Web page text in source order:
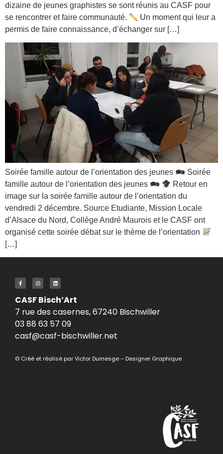
dizaine de jeunes graphistes se sont réunis au CASF pour
se rencontrer et faire communauté.
Un moment qui leur a
permis de faire connaissance, d’échanger sur […]
Soirée famille autour de l’orientation des jeunes 🗪 Soirée
famille autour de l’orientation des jeunes 🗪
Retour en
image sur la soirée famille autour de l’orientation du
vendredi 2 décembre. Source Etudiante, Mission Locale
d’Alsace du Nord, Collège André Maurois et le CASF ont
organisé cette soirée débat sur le thème de l’orientation
[…]
CASF Bisch’Art
7 rue des casernes, 67240 Bischwiller
03 88 63 57 09
casf@casf-bischwiller.net
© Créé et réalisé parVictor Dumesge – Designer Graphique